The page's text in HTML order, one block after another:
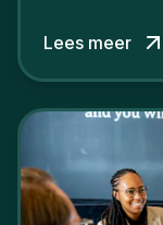
Lees meer